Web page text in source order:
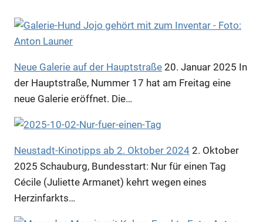
Neue Galerie auf der Hauptstraße 20. Januar 2025 In
der Hauptstraße, Nummer 17 hat am Freitag eine
neue Galerie eröffnet. Die…
Neustadt-Kinotipps ab 2. Oktober 2024 2. Oktober
2025 Schauburg, Bundesstart: Nur für einen Tag
Cécile (Juliette Armanet) kehrt wegen eines
Herzinfarkts…